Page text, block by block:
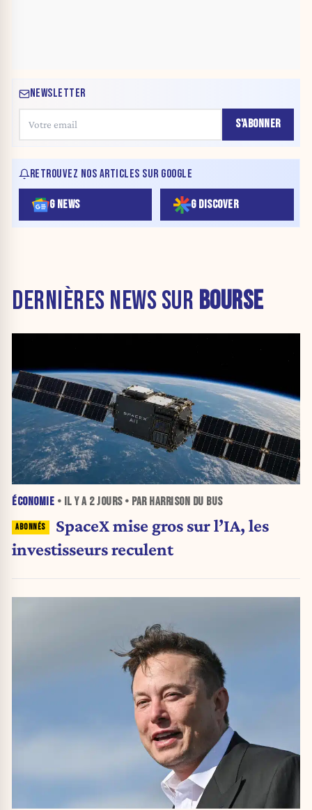
NEWSLETTER
S'ABONNER
RETROUVEZ NOS ARTICLES SUR GOOGLE
G NEWS G DISCOVER
DERNIÈRES NEWS SUR BOURSE
ÉCONOMIE • IL Y A 2 JOURS• PAR HARRISON DU BUS
SpaceX mise gros sur l’IA, les
investisseurs reculent